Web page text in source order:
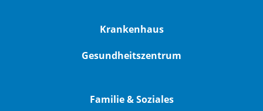
Krankenhaus
Gesundheitszentrum
Familie & Soziales